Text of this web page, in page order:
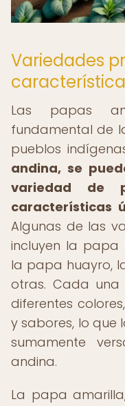
Variedades
Las papas
fundamental de
pueblos
andina, se
variedad de
características
Algunas de las
incluyen la
la papa huayro,
otras. Cada una
diferentes
y sabores, lo que
sumamente
andina.
La papa